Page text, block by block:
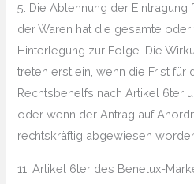
5. Die Ablehnung der Eintragung
der Waren hat die gesamte
Hinterlegung zur Folge. Die
treten erst ein, wenn die Frist für
Rechtsbehelfs nach Artikel 6ter
oder wenn der Antrag auf
rechtskräftig abgewiesen
11. Artikel 6ter des Benelux-